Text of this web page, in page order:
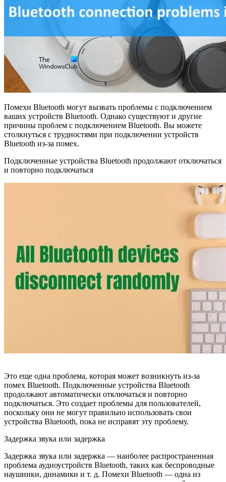
Помехи Bluetooth могут вызвать проблемы с подключением
ваших устройств Bluetooth. Однако существуют и другие
причины проблем с подключением Bluetooth. Вы можете
столкнуться с трудностями при подключении устройств
Bluetooth из-за помех.
Подключенные устройства Bluetooth продолжают отключаться
и повторно подключаться
Это еще одна проблема, которая может возникнуть из-за
помех Bluetooth. Подключенные устройства Bluetooth
продолжают автоматически отключаться и повторно
подключаться. Это создает проблемы для пользователей,
поскольку они не могут правильно использовать свои
устройства Bluetooth, пока не исправят эту проблему.
Задержка звука или задержка
Задержка звука или задержка — наиболее распространенная
проблема аудиоустройств Bluetooth, таких как беспроводные
наушники, динамики и т. д. Помехи Bluetooth — одна из